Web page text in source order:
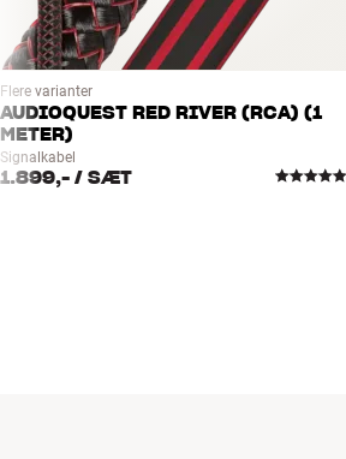
Flere varianter
AUDIOQUEST RED RIVER (RCA) (1
METER)
Signalkabel
1.899,- / SÆT